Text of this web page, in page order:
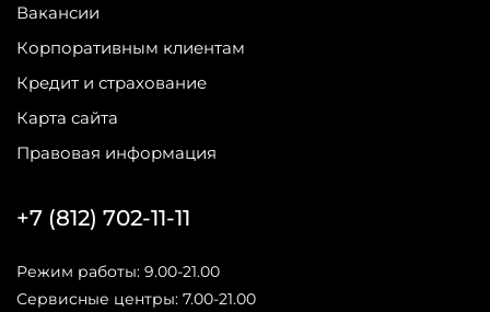
Вакансии
Корпоративным клиентам
Кредит и страхование
Карта сайта
Правовая информация
+7 (812) 702-11-11
Режим работы: 9.00-21.00
Сервисные центры: 7.00-21.00